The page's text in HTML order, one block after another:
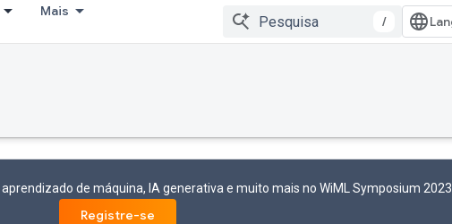
Mais
/
de máquina, IA generativa e muito mais no WiML Symposium 2023
Registre-se